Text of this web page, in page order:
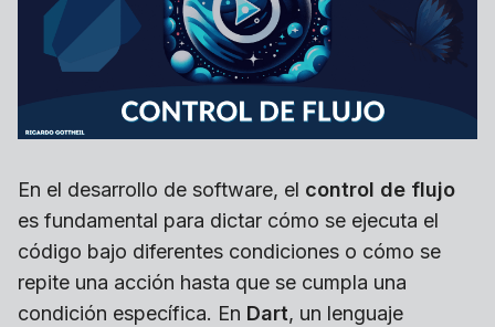
En el desarrollo de software, el control de flujo
es fundamental para dictar cómo se ejecuta el
código bajo diferentes condiciones o cómo se
repite una acción hasta que se cumpla una
condición específica. En Dart, un lenguaje